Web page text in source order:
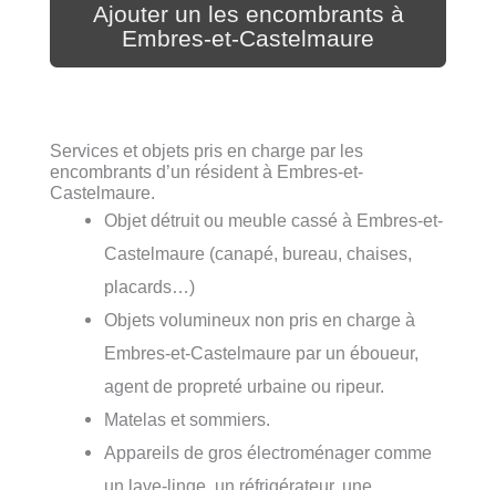
Ajouter un les encombrants à
Embres-et-Castelmaure
Services et objets pris en charge par les
encombrants d’un résident à Embres-et-
Castelmaure.
Objet détruit ou meuble cassé à Embres-et-
Castelmaure (canapé, bureau, chaises,
placards…)
Objets volumineux non pris en charge à
Embres-et-Castelmaure par un éboueur,
agent de propreté urbaine ou ripeur.
Matelas et sommiers.
Appareils de gros électroménager comme
un lave-linge, un réfrigérateur, une